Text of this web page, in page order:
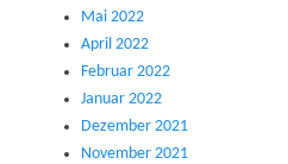
Mai 2022
April 2022
Februar 2022
Januar 2022
Dezember 2021
November 2021